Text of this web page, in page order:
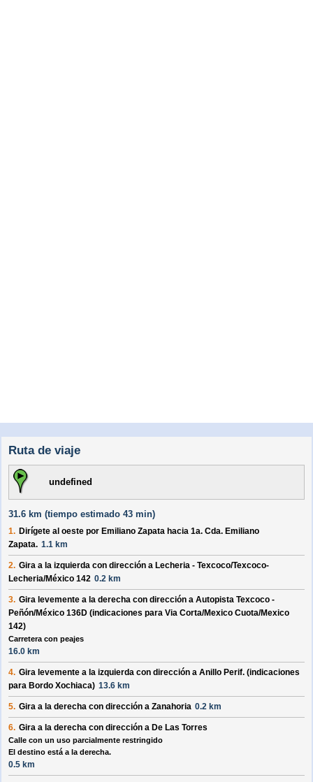
Ruta de viaje
undefined
31.6 km (tiempo estimado 43 min)
1. Dirígete al oeste por Emiliano Zapata hacia 1a. Cda. Emiliano
Zapata. 1.1 km
2. Gira a la izquierda con dirección a Lecheria - Texcoco/Texcoco-
Lecheria/México 142 0.2 km
3. Gira levemente a la derecha con dirección a Autopista Texcoco -
Peñón/México 136D (indicaciones para Via Corta/Mexico Cuota/Mexico
142)
Carretera con peajes
16.0 km
4. Gira levemente a la izquierda con dirección a Anillo Perif. (indicaciones
para Bordo Xochiaca) 13.6 km
5. Gira a la derecha con dirección a Zanahoria 0.2 km
6. Gira a la derecha con dirección a De Las Torres
Calle con un uso parcialmente restringido
El destino está a la derecha.
0.5 km